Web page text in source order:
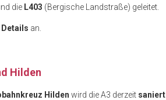
die L403 (Bergische Landstraße) geleitet.
an.
Hilden
Hilden wird die A3 derzeit saniert